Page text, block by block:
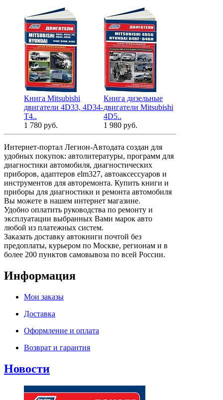
Книга Mitsubishi
двигатели 4D33, 4D34-
T4..
1 780 руб.
Книга дизельные
двигатели Mitsubishi
4D5..
1 980 руб.
Интернет-портал Легион-Автодата создан для
удобных покупок: автолитературы, программ для
диагностики автомобиля, диагностических
приборов, адаптеров elm327, автоаксессуаров и
инструментов для авторемонта. Купить книги и
приборы для диагностики и ремонта автомобиля
Вы можете в нашем интернет магазине.
Удобно оплатить руководства по ремонту и
эксплуатации выбранных Вами марок авто
любой из платежных систем.
Заказать доставку автокниги почтой без
предоплаты, курьером по Москве, регионам и в
более 200 пунктов самовывоза по всей России.
Информация
Мои заказы
Доставка
Оформление и оплата
Возврат и гарантия
Новости